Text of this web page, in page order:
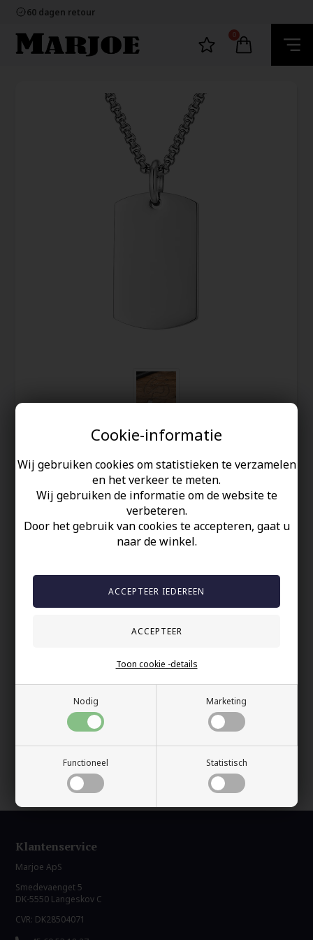
Cookie-informatie
Wij gebruiken cookies om statistieken te verzamelen
en het verkeer te meten.
Wij gebruiken de informatie om de website te
verbeteren.
Door het gebruik van cookies te accepteren, gaat u
naar de winkel.
Nodig Marketing
Functioneel Statistisch
Toon cookie -details
60 dagen retour
Ecommerce Europe
100% nikkelvrij sieraden
60 dagen retour
0
Verzending 2-4 Dagen
Dog Tags van glanzend roestvrij
staal
42,00 EUR
Kleine glanzende Dog Tags van roestvrij staal.
De afmeting is 1,6 x 2,6 cm.
Uw veiligheid
Op Voorraad
100% nikkelvrij sieraden
Snelle bezorging
Klantenservice
Marjoe ApS
Smedevaenget 5
DK-5550 Langeskov C
CVR: DK28504071